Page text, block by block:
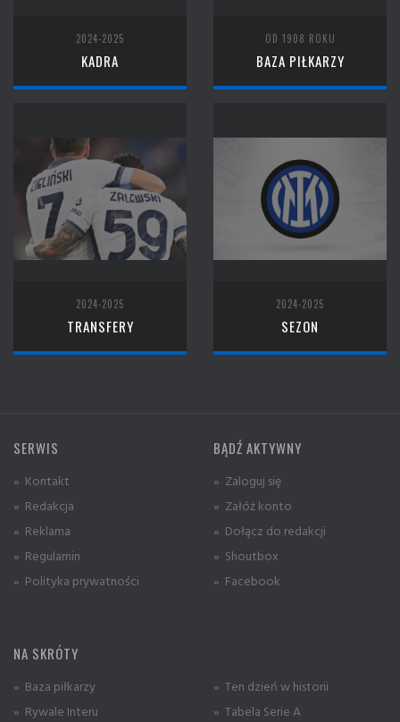
2024-2025
KADRA
OD 1908 ROKU
BAZA PIŁKARZY
2024-2025
TRANSFERY
2024-2025
SEZON
SERWIS
» Kontakt
» Redakcja
» Reklama
» Regulamin
» Polityka prywatności
BĄDŹ AKTYWNY
» Zaloguj się
» Załóż konto
» Dołącz do redakcji
» Shoutbox
» Facebook
NA SKRÓTY
» Baza piłkarzy
» Rywale Interu
» Ten dzień w historii
» Tabela Serie A